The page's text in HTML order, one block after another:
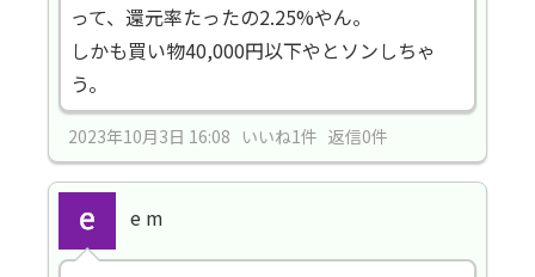
って、還元率たったの2.25%やん。
しかも買い物40,000円以下やとソンしちゃ
う。
2023年10月3日 16:08 いいね1件 返信0件
e m